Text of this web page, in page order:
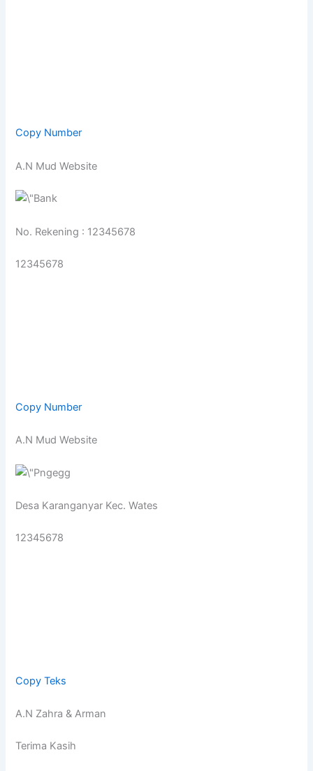
Copy Number
A.N Mud Website
No. Rekening : 12345678
12345678
Copy Number
A.N Mud Website
Desa Karanganyar Kec. Wates
12345678
Copy Teks
A.N Zahra & Arman
Terima Kasih